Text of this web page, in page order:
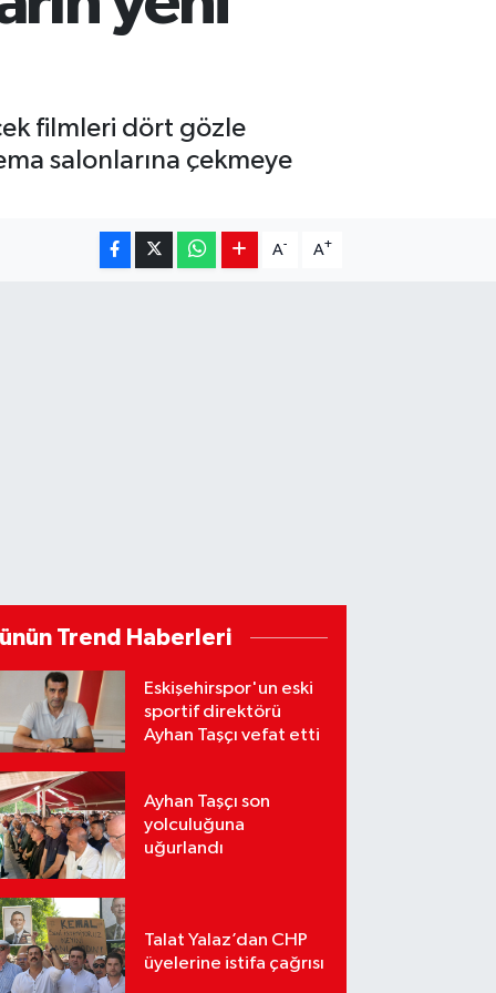
filmleri dört gözle
salonlarına çekmeye
A- A+
Trend Haberleri
Eskişehirspor'un eski
sportif direktörü
Ayhan Taşçı vefat etti
Ayhan Taşçı son
yolculuğuna
uğurlandı
Talat Yalaz’dan CHP
üyelerine istifa çağrısı